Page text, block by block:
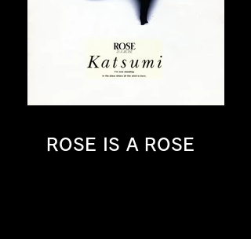
ROSE IS A ROSE